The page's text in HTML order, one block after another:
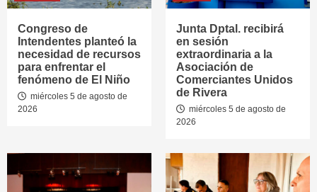
Congreso de
Intendentes planteó la
necesidad de recursos
para enfrentar el
fenómeno de El Niño
miércoles 5 de agosto de
2026
Junta Dptal. recibirá
en sesión
extraordinaria a la
Asociación de
Comerciantes Unidos
de Rivera
miércoles 5 de agosto de
2026